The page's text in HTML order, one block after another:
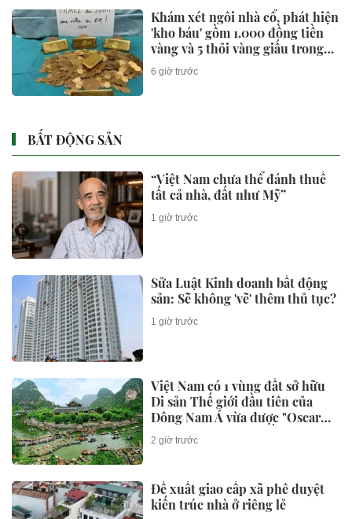
Khám xét ngôi nhà cổ, phát hiện
'kho báu' gồm 1.000 đồng tiền
vàng và 5 thỏi vàng giấu trong
nhiều ngăn bí mật - giá trị hơn
18 tỷ đồng
6 giờ trước
BẤT ĐỘNG SẢN
“Việt Nam chưa thể đánh thuế
tất cả nhà, đất như Mỹ”
1 giờ trước
Sửa Luật Kinh doanh bất động
sản: Sẽ không 'vẽ' thêm thủ tục?
1 giờ trước
Việt Nam có 1 vùng đất sở hữu
Di sản Thế giới đầu tiên của
Đông Nam Á vừa được "Oscar
của ngành du lịch" đề cử, là nơi
tỷ phú Xuân Trường đầu tư KDL
2 giờ trước
Đề xuất giao cấp xã phê duyệt
kiến trúc nhà ở riêng lẻ